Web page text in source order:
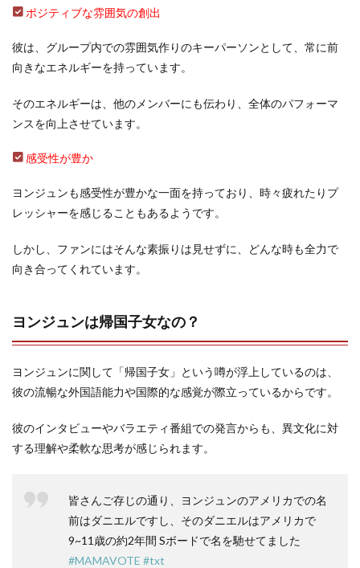
ポジティブな雰囲気の創出
彼は、グループ内での雰囲気作りのキーパーソンとして、常に前
向きなエネルギーを持っています。
そのエネルギーは、他のメンバーにも伝わり、全体のパフォーマ
ンスを向上させています。
感受性が豊か
ヨンジュンも感受性が豊かな一面を持っており、時々疲れたりプ
レッシャーを感じることもあるようです。
しかし、ファンにはそんな素振りは見せずに、どんな時も全力で
向き合ってくれています。
ヨンジュンは帰国子女なの？
ヨンジュンに関して「帰国子女」という噂が浮上しているのは、
彼の流暢な外国語能力や国際的な感覚が際立っているからです。
彼のインタビューやバラエティ番組での発言からも、異文化に対
する理解や柔軟な思考が感じられます。
皆さんご存じの通り、ヨンジュンのアメリカでの名
前はダニエルですし、そのダニエルはアメリカで
9~11歳の約2年間 Sボードで名を馳せてました
#MAMAVOTE #txt